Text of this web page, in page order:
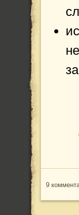
9